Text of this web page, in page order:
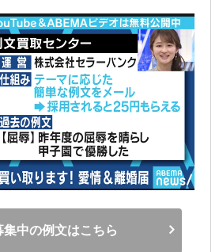
集中の例文はこちら